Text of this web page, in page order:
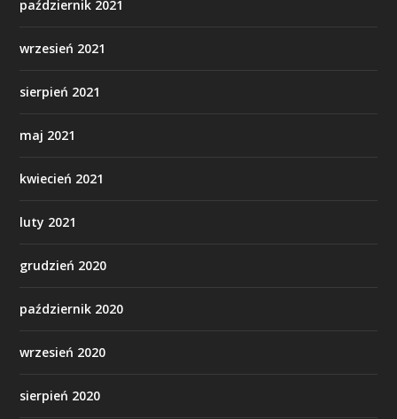
październik 2021
wrzesień 2021
sierpień 2021
maj 2021
kwiecień 2021
luty 2021
grudzień 2020
październik 2020
wrzesień 2020
sierpień 2020